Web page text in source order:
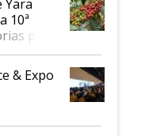
Yara
10ª
para
& Expo